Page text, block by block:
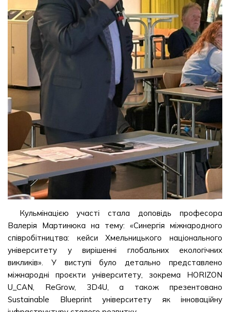
Кульмінацією участі стала доповідь професора
Валерія Мартинюка на тему: «Синергія міжнародного
співробітництва: кейси Хмельницького національного
університету у вирішенні глобальних екологічних
викликів». У виступі було детально представлено
міжнародні проєкти університету, зокрема HORIZON
U_CAN, ReGrow, 3D4U, а також презентовано
Sustainable Blueprint університету як інноваційну